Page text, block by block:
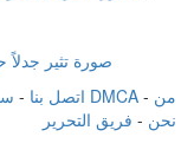
صورة تثير جدلاً
اتصل بنا - حقوق الملكية الفكرية DMCA - من
نحن - فريق التحرير